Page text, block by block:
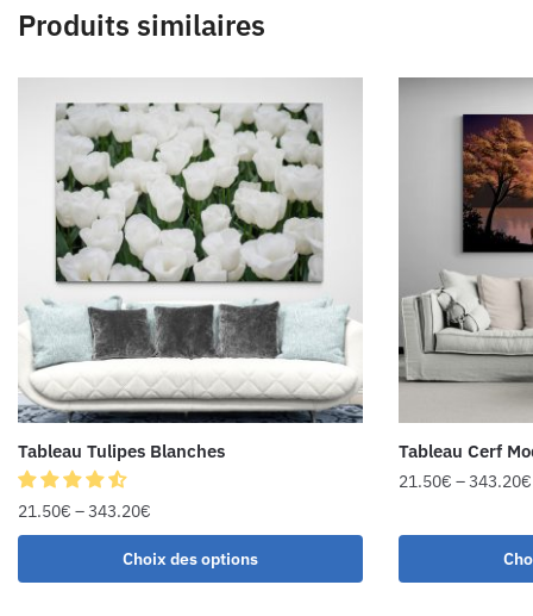
Produits similaires
Tableau Tulipes Blanches
21.50€ –343.20€
Choix des options
Tableau Cerf
21.50€ –343.20€